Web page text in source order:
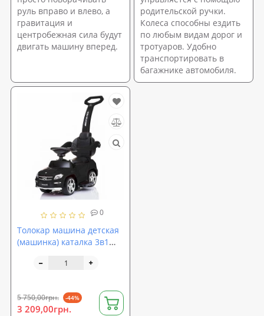
руль вправо и влево, а
гравитация и
центробежная сила будут
двигать машину вперед.
родительской ручки.
Колеса способны ездить
по любым видам дорог и
тротуаров. Удобно
транспортировать в
багажнике автомобиля.
0
Толокар машина детская
(машинка) каталка 3в1
ручкой (SX1578-2)
5 750,00грн. -44%
3 209,00грн.